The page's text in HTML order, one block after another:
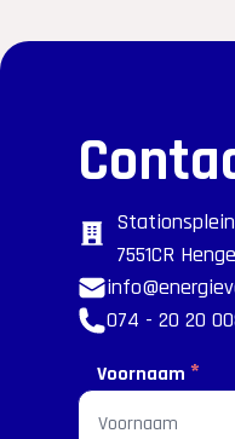
7551CR
074 - 20 20
Voornaam *